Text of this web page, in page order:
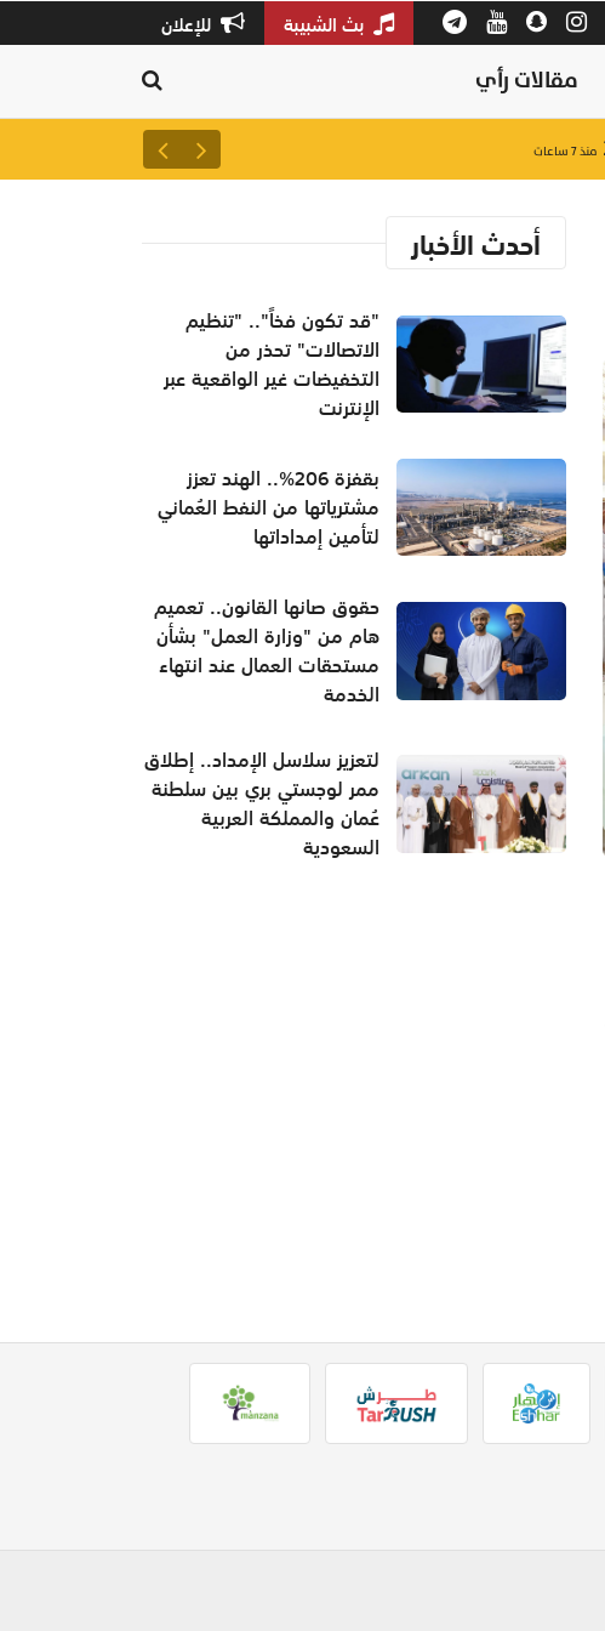
بث الشبيبة للإعلان
مقالات رأي
منذ ٧ ساعات لتعزيز سلاسل الإمداد..
أحدث الأخبار
"قد تكون فخاً".. "تنظيم
الاتصالات" تحذر من
التخفيضات غير الواقعية عبر
الإنترنت
بقفزة 206%.. الهند تعزز
مشترياتها من النفط العُماني
لتأمين إمداداتها
حقوق صانها القانون.. تعميم
هام من "وزارة العمل" بشأن
مستحقات العمال عند انتهاء
الخدمة
لتعزيز سلاسل الإمداد.. إطلاق
ممر لوجستي بري بين سلطنة
عُمان والمملكة العربية
السعودية